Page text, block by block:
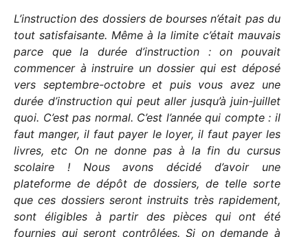
L’instruction des dossiers de bourses n’était pas du
tout satisfaisante. Même à la limite c’était mauvais
parce que la durée d’instruction : on pouvait
commencer à instruire un dossier qui est déposé
vers septembre-octobre et puis vous avez une
durée d’instruction qui peut aller jusqu’à juin-juillet
quoi. C’est pas normal. C’est l’année qui compte : il
faut manger, il faut payer le loyer, il faut payer les
livres, etc On ne donne pas à la fin du cursus
scolaire ! Nous avons décidé d’avoir une
plateforme de dépôt de dossiers, de telle sorte
que ces dossiers seront instruits très rapidement,
sont éligibles à partir des pièces qui ont été
fournies qui seront contrôlées. Si on demande à